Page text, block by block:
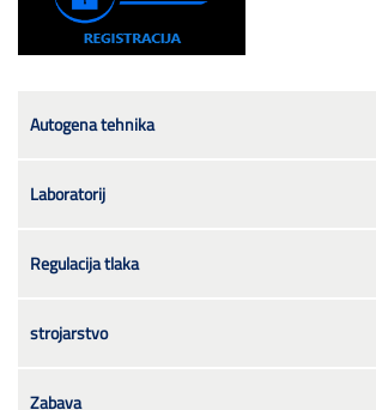
Autogena tehnika
Laboratorij
Regulacija tlaka
strojarstvo
Zabava